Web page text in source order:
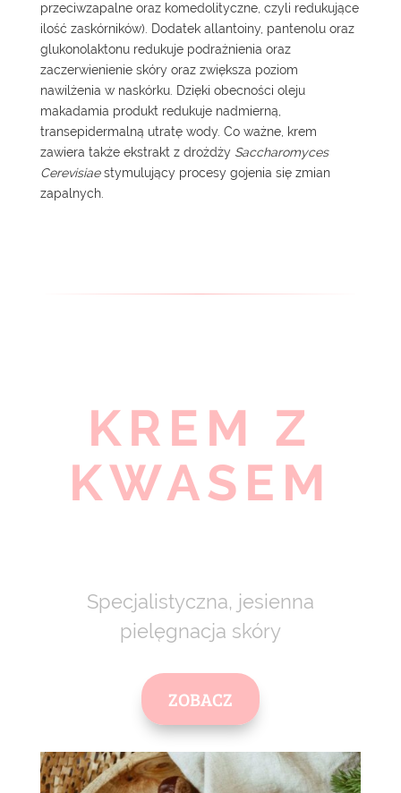
przeciwzapalne oraz komedolityczne, czyli redukujące
ilość zaskórników). Dodatek allantoiny, pantenolu oraz
glukonolaktonu redukuje podrażnienia oraz
zaczerwienienie skóry oraz zwiększa poziom
nawilżenia w naskórku. Dzięki obecności oleju
makadamia produkt redukuje nadmierną,
transepidermalną utratę wody. Co ważne, krem
zawiera także ekstrakt z drożdży Saccharomyces
Cerevisiaestymulujący procesy gojenia się zmian
zapalnych.
KREM Z
KWASEM
Specjalistyczna, jesienna
pielęgnacja skóry
ZOBACZ